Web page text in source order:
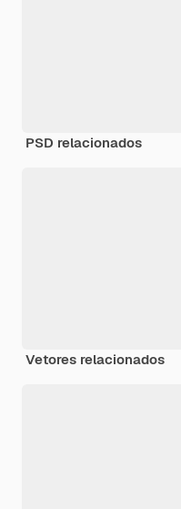
PSD relacionados
Vetores relacionados